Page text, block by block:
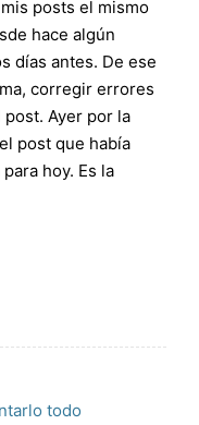
posts el mismo
hace algún
días antes. De ese
corregir errores
Ayer por la
post que había
hoy. Es la